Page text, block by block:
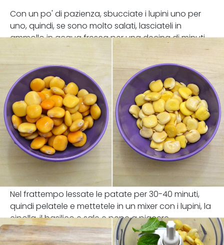
Con un po' di pazienza, sbucciate i lupini uno per
uno, quindi, se sono molto salati, lasciateli in
ammollo in acqua fresca per una decina di minuti.
Nel frattempo lessate le patate per 30-40 minuti,
quindi pelatele e mettetele in un mixer con i lupini, la
cipolla, il basilico e sale e pepe a piacere.